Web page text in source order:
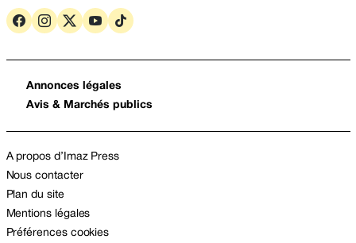
Annonces légales
Avis & Marchés publics
A propos d’Imaz Press
Nous contacter
Plan du site
Mentions légales
Préférences cookies